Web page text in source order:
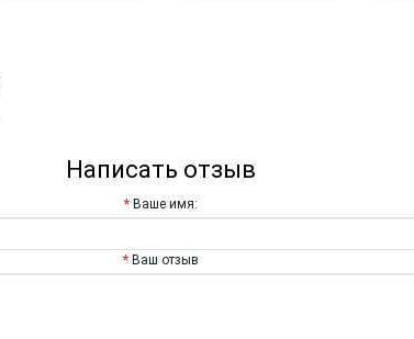
Написать отзыв
Ваше имя:
Ваш отзыв